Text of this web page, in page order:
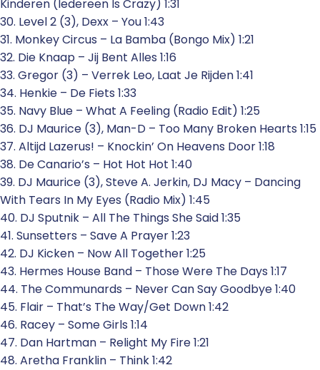
Kinderen (Iedereen Is Crazy) 1:31
30. Level 2 (3), Dexx – You 1:43
31. Monkey Circus – La Bamba (Bongo Mix) 1:21
32. Die Knaap – Jij Bent Alles 1:16
33. Gregor (3) – Verrek Leo, Laat Je Rijden 1:41
34. Henkie – De Fiets 1:33
35. Navy Blue – What A Feeling (Radio Edit) 1:25
36. DJ Maurice (3), Man-D – Too Many Broken Hearts 1:15
37. Altijd Lazerus! – Knockin’ On Heavens Door 1:18
38. De Canario’s – Hot Hot Hot 1:40
39. DJ Maurice (3), Steve A. Jerkin, DJ Macy – Dancing
With Tears In My Eyes (Radio Mix) 1:45
40. DJ Sputnik – All The Things She Said 1:35
41. Sunsetters – Save A Prayer 1:23
42. DJ Kicken – Now All Together 1:25
43. Hermes House Band – Those Were The Days 1:17
44. The Communards – Never Can Say Goodbye 1:40
45. Flair – That’s The Way/Get Down 1:42
46. Racey – Some Girls 1:14
47. Dan Hartman – Relight My Fire 1:21
48. Aretha Franklin – Think 1:42